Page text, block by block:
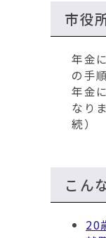
市役
年金
の手
年金
なり
続）
こん
20